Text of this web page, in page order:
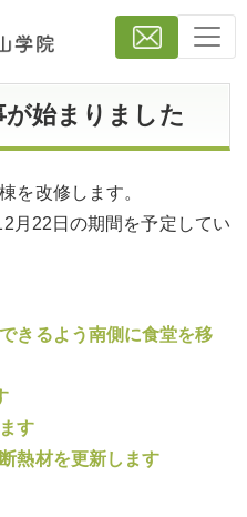
が始まりました
を改修します。
月22日の期間を予定してい
きるよう南側に食堂を移
す
熱材を更新します